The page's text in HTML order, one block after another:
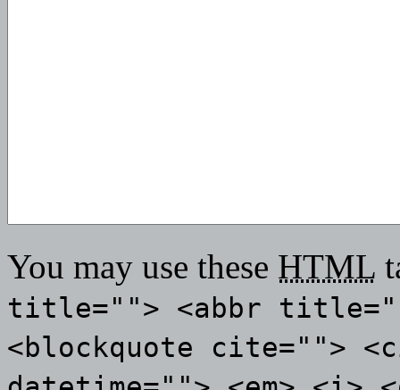
You may use these HTML
title=""> <abbr
<blockquote cite="">